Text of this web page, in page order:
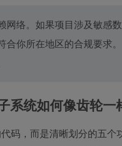
网络。如果项目涉及敏感
合你所在地区的合规要求
系统如何像齿轮一
码，而是清晰划分的五个